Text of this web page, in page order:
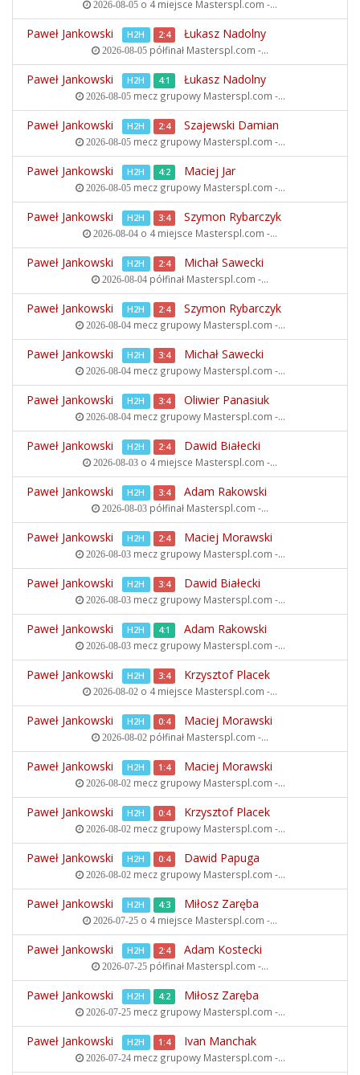
2026-08-05 o 4 miejsce Masterspl.com -...
Paweł Jankowski H2H 2:4 Łukasz Nadolny
2026-08-05 półfinał Masterspl.com -...
Paweł Jankowski H2H 4:1 Łukasz Nadolny
2026-08-05mecz grupowy Masterspl.com -...
Paweł Jankowski H2H 2:4 Szajewski Damian
2026-08-05mecz grupowy Masterspl.com -...
Paweł Jankowski H2H 4:2 Maciej Jar
2026-08-05mecz grupowy Masterspl.com -...
Paweł Jankowski H2H 3:4 Szymon Rybarczyk
2026-08-04 o 4 miejsce Masterspl.com -...
Paweł Jankowski H2H 2:4 Michał Sawecki
2026-08-04 półfinał Masterspl.com -...
Paweł Jankowski H2H 2:4 Szymon Rybarczyk
2026-08-04mecz grupowy Masterspl.com -...
Paweł Jankowski H2H 3:4 Michał Sawecki
2026-08-04mecz grupowy Masterspl.com -...
Paweł Jankowski H2H 3:4 Oliwier Panasiuk
2026-08-04mecz grupowy Masterspl.com -...
Paweł Jankowski H2H 2:4 Dawid Białecki
2026-08-03 o 4 miejsce Masterspl.com -...
Paweł Jankowski H2H 3:4 Adam Rakowski
2026-08-03 półfinał Masterspl.com -...
Paweł Jankowski H2H 2:4 Maciej Morawski
2026-08-03mecz grupowy Masterspl.com -...
Paweł Jankowski H2H 3:4 Dawid Białecki
2026-08-03mecz grupowy Masterspl.com -...
Paweł Jankowski H2H 4:1 Adam Rakowski
2026-08-03mecz grupowy Masterspl.com -...
Paweł Jankowski H2H 3:4 Krzysztof Placek
2026-08-02 o 4 miejsce Masterspl.com -...
Paweł Jankowski H2H 0:4 Maciej Morawski
2026-08-02 półfinał Masterspl.com -...
Paweł Jankowski H2H 1:4 Maciej Morawski
2026-08-02mecz grupowy Masterspl.com -...
Paweł Jankowski H2H 0:4 Krzysztof Placek
2026-08-02mecz grupowy Masterspl.com -...
Paweł Jankowski H2H 0:4 Dawid Papuga
2026-08-02mecz grupowy Masterspl.com -...
Paweł Jankowski H2H 4:3 Miłosz Zaręba
2026-07-25 o 4 miejsce Masterspl.com -...
Paweł Jankowski H2H 2:4 Adam Kostecki
2026-07-25 półfinał Masterspl.com -...
Paweł Jankowski H2H 4:2 Miłosz Zaręba
2026-07-25mecz grupowy Masterspl.com -...
Paweł Jankowski H2H 1:4 Ivan Manchak
2026-07-24mecz grupowy Masterspl.com -...